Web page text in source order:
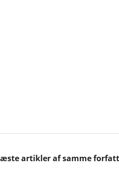
artikler af samme